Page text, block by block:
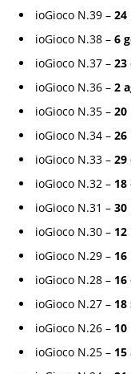
ioGioco N.39 – 24
ioGioco N.38 – 6
ioGioco N.37 – 23
ioGioco N.36 – 2
ioGioco N.35 – 20
ioGioco N.34 – 26
ioGioco N.33 – 29
ioGioco N.32 –
ioGioco N.31 – 30
ioGioco N.30 – 12
ioGioco N.29 – 16
ioGioco N.28 – 16
ioGioco N.27 – 18
ioGioco N.26 – 10
ioGioco N.25 – 15